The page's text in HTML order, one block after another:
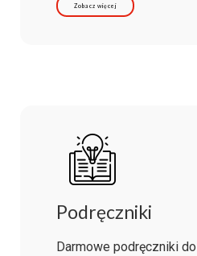
Zobacz więcej
Podręczniki
Darmowe podręczniki